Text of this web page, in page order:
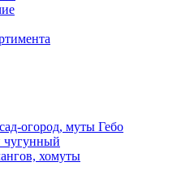
огород, муты Гебо
чугунный
хомуты